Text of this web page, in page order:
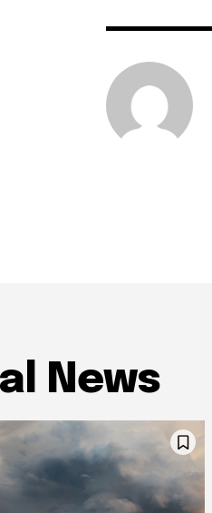
News